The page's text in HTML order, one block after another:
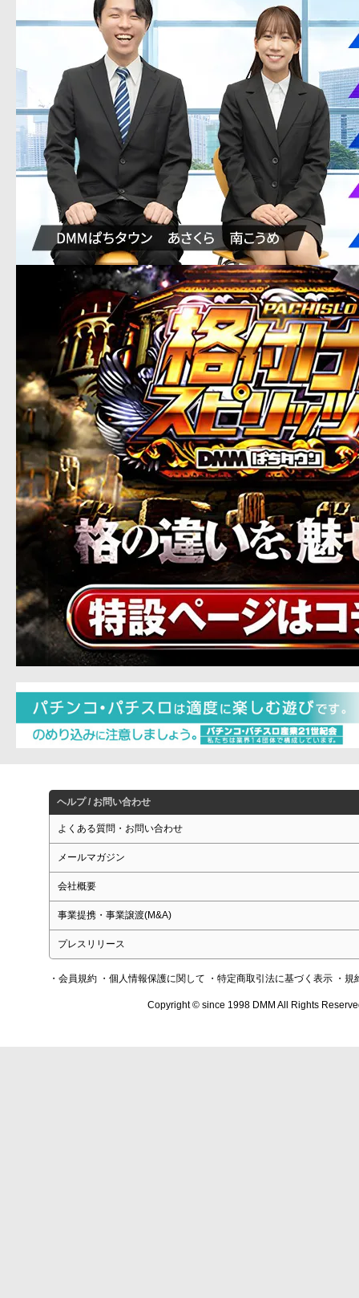
ヘルプ / お問い合わせ
よくある質問・お問い合わせ
メールマガジン
会社概要
事業提携・事業譲渡(M&A)
プレスリリース
・会員規約 ・個人情報保護に関して ・特定商取引法に基づく表示 ・規
Copyright © since 1998 DMM All Rights